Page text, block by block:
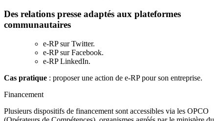
Des relations presse adaptés aux plateformes
communautaires
e-RP sur Twitter.
e-RP sur Facebook.
e-RP LinkedIn.
Cas pratique : proposer une action de e-RP pour son entreprise.
Financement
Plusieurs dispositifs de financement sont accessibles via les OPCO